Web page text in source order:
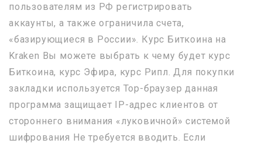
пользователям из РФ регистрировать
аккаунты, а также ограничила счета,
«базирующиеся в России». Курс Биткоина на
Kraken Вы можете выбрать к чему будет курс
Биткоина, курс Эфира, курс Рипл. Для покупки
закладки используется Тор-браузер данная
программа защищает IP-адрес клиентов от
стороннего внимания «луковичной» системой
шифрования Не требуется вводить. Если